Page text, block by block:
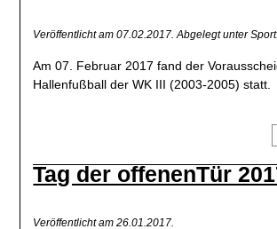
Veröffentlicht am 07.02.2017. Abgelegt unter Sport.
Am 07. Februar 2017 fand der
Hallenfußball der WK III (2003-2005) statt.
Tag der offenenTür
Veröffentlicht am 26.01.2017.